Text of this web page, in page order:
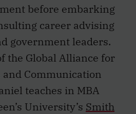
before embarking
career advising
government leaders.
the Global Alliance for
Communication
teaches in MBA
University’s Smith